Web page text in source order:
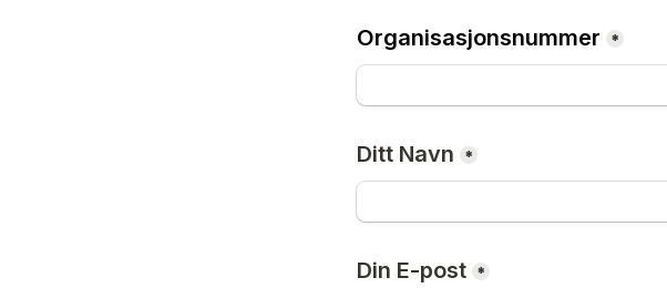
Organisasjonsnummer *
Ditt Navn *
Din E-post *